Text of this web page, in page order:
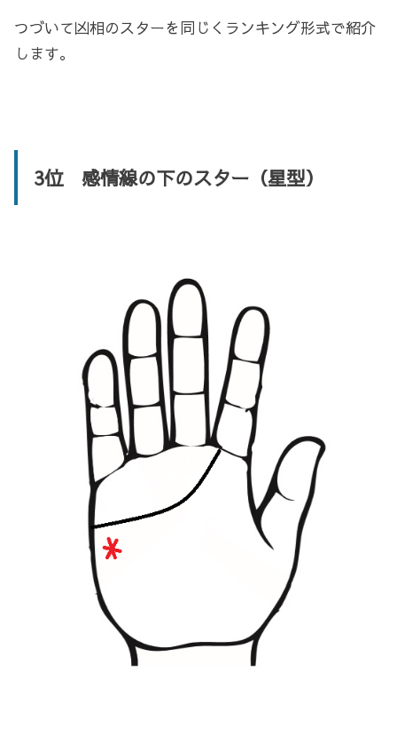
つづいて凶相のスターを同じくランキング形式で紹介
します。
3位 感情線の下のスター（星型）